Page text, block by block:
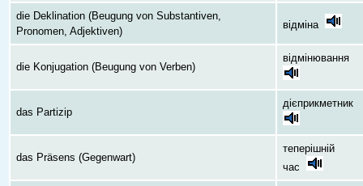
die Deklination (Beugung von Substantiven,
Pronomen, Adjektiven)
відміна
die Konjugation (Beugung von Verben)
відмінювання
das Partizip
дієприкметник
das Präsens (Gegenwart)
теперішній
час